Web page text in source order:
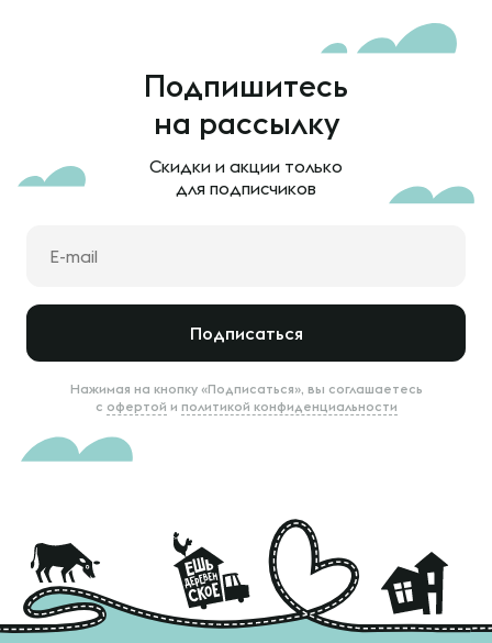
Подпишитесь
на рассылку
Скидки и акции только
для подписчиков
Подписаться
Нажимая на кнопку «Подписаться», вы соглашаетесь
с офертой и политикой конфиденциальности